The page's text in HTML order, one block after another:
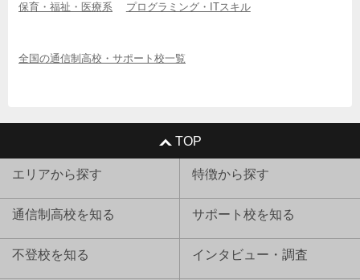
保育・福祉・医療系 プログラミング・ITスキル
全国の通信制高校・サポート校一覧
TOP
エリアから探す 特徴から探す
通信制高校を知る サポート校を知る
不登校を知る インタビュー・調査